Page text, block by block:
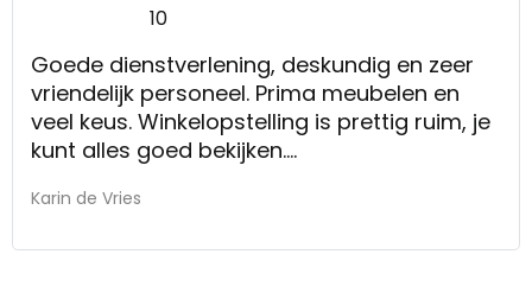
10
Goede dienstverlening, deskundig en zeer
vriendelijk personeel. Prima meubelen en
veel keus. Winkelopstelling is prettig ruim, je
kunt alles goed bekijken.
aflevering waarbij alles werd opgeruimd en
Karin de Vries